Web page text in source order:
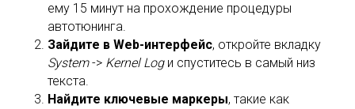
ему 15 минут на прохождение процедуры
автотюнинга.
Зайдите в Web-интерфейс, откройте вкладку
System-> Kernel Logи спуститесь в самый низ
текста.
Найдите ключевые маркеры, такие как